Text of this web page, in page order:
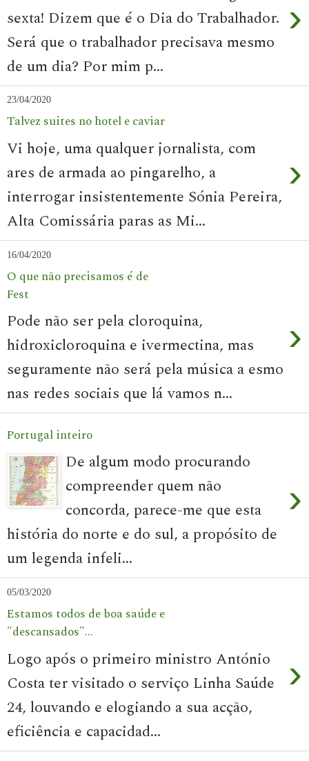
›
sexta! Dizem que é o Dia do Trabalhador.
Será que o trabalhador precisava mesmo
de um dia? Por mim p...
23/04/2020
Talvez suites no hotel e caviar
›
Vi hoje, uma qualquer jornalista, com
ares de armada ao pingarelho, a
interrogar insistentemente Sónia Pereira,
Alta Comissária paras as Mi...
16/04/2020
O que não precisamos é de
Fest
›
Pode não ser pela cloroquina,
hidroxicloroquina e ivermectina, mas
seguramente não será pela música a esmo
nas redes sociais que lá vamos n...
Portugal inteiro
›
De algum modo procurando
compreender quem não
concorda, parece-me que esta
história do norte e do sul, a propósito de
um legenda infeli...
05/03/2020
Estamos todos de boa saúde e
"descansados"...
›
Logo após o primeiro ministro António
Costa ter visitado o serviço Linha Saúde
24, louvando e elogiando a sua acção,
eficiência e capacidad...